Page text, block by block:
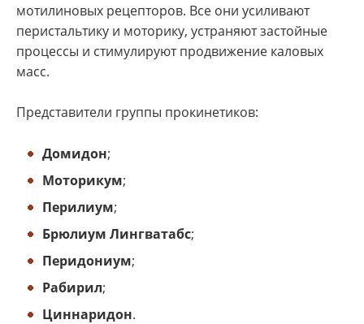
мотилиновых рецепторов. Все они усиливают
перистальтику и моторику, устраняют застойные
процессы и стимулируют продвижение каловых
масс.
Представители группы прокинетиков:
Домидон;
Моторикум;
Перилиум;
Брюлиум Лингватабс;
Перидониум;
Рабирил;
Циннаридон.